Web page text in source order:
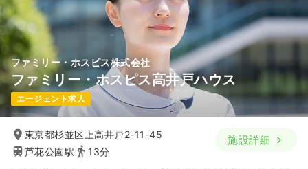
ファミリー・ホスピス株式会社
ファミリー・ホスピス高井戸ハウス
エージェント求人
東京都杉並区上高井戸2-11-45
芦花公園駅
13分
施設詳細